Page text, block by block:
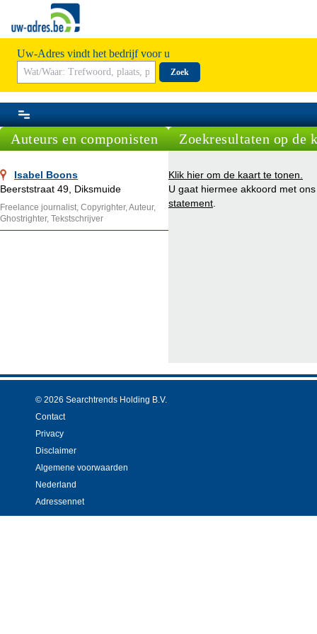
Uw-Adres vindt het bedrijf voor u
Zoek
Auteurs en componisten
Isabel Boons
Beerststraat 49, Diksmuide
Freelance journalist, Copyrighter, Auteur,
Ghostrighter, Tekstschrijver
Zoekresultaten op de
Klik hier om de kaart te tonen.
U gaat hiermee akkoord met
statement
© 2026 Searchtrends Holding B.V.
Contact
Privacy
Disclaimer
Algemene voorwaarden
Nederland
Adressennet